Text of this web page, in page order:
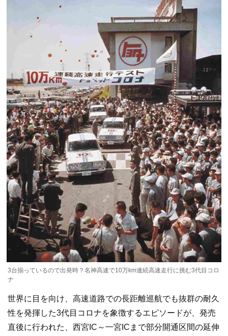
3台揃っているので出発時？名神高速で10万km連続高速走行に挑む3代目コロ
ナ
世界に目を向け、高速道路での長距離巡航でも抜群の耐久
性を発揮した3代目コロナを象徴するエピソードが、発売
直後に行われた、西宮IC～一宮ICまで部分開通区間の延伸